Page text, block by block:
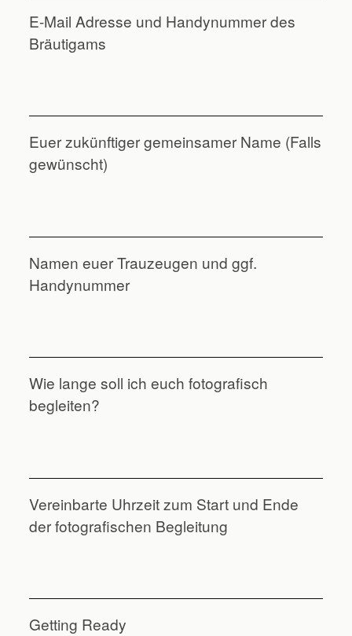
E-Mail Adresse und Handynummer des
Bräutigams
Euer zukünftiger gemeinsamer Name (Falls
gewünscht)
Namen euer Trauzeugen und ggf.
Handynummer
Wie lange soll ich euch fotografisch
begleiten?
Vereinbarte Uhrzeit zum Start und Ende
der fotografischen Begleitung
Getting Ready